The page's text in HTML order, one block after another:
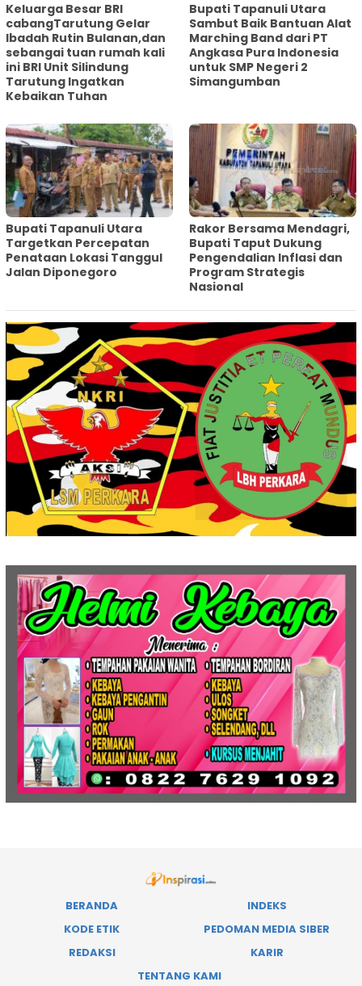
Keluarga Besar BRI
cabangTarutung Gelar
Ibadah Rutin Bulanan,dan
sebangai tuan rumah kali
ini BRI Unit Silindung
Tarutung Ingatkan
Kebaikan Tuhan
Bupati Tapanuli Utara
Sambut Baik Bantuan Alat
Marching Band dari PT
Angkasa Pura Indonesia
untuk SMP Negeri 2
Simangumban
‎Bupati Tapanuli Utara
Targetkan Percepatan
Penataan Lokasi Tanggul
Jalan Diponegoro
Rakor Bersama Mendagri,
Bupati Taput Dukung
Pengendalian Inflasi dan
Program Strategis
Nasional‎
BERANDA
INDEKS
KODE ETIK
PEDOMAN MEDIA SIBER
REDAKSI
KARIR
TENTANG KAMI